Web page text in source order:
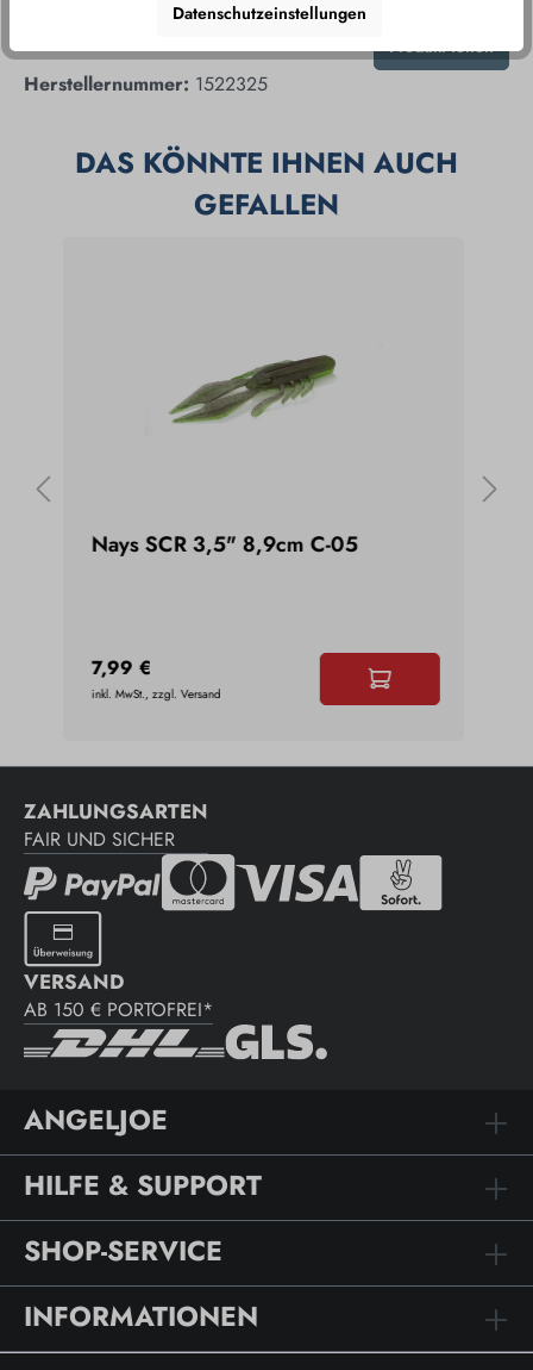
Produkt teilen
Herstellernummer: 1522325
DAS KÖNNTE IHNEN AUCH
GEFALLEN
Nays SCR 3,5" 8,9cm C-05
7,99 €
inkl. MwSt., zzgl. Versand
ZAHLUNGSARTEN
FAIR UND SICHER
VERSAND
AB 150 € PORTOFREI*
ANGELJOE
HILFE & SUPPORT
SHOP-SERVICE
INFORMATIONEN
Datenschutzeinstellungen